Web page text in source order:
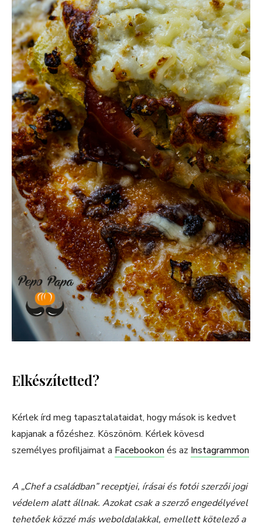
Elkészítetted?
Kérlek írd meg tapasztalataidat, hogy mások is kedvet
kapjanak a főzéshez. Köszönöm. Kérlek kövesd
személyes profiljaimat a Facebookon és az Instagrammon
A „Chef a családban” receptjei, írásai és fotói szerzői jogi
védelem alatt állnak. Azokat csak a szerző engedélyével
tehetőek közzé más weboldalakkal, emellett kötelező a